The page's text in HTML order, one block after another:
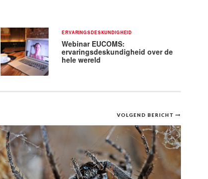
ERVARINGSDESKUNDIGHEID
Webinar EUCOMS:
ervaringsdeskundigheid over de
hele wereld
VOLGEND BERICHT